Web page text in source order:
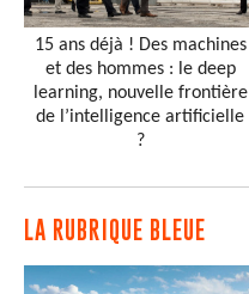
15 ans déjà ! Des machines
et des hommes : le deep
learning, nouvelle frontière
de l’intelligence artificielle
?
LA RUBRIQUE BLEUE